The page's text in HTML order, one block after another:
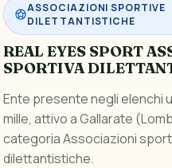
ASSOCIAZIONI SPORTIVE
DILETTANTISTICHE
REAL EYES SPORT
SPORTIVA
Ente presente negli elenchi
mille, attivo a Gallarate
categoria Associazioni
dilettantistiche.